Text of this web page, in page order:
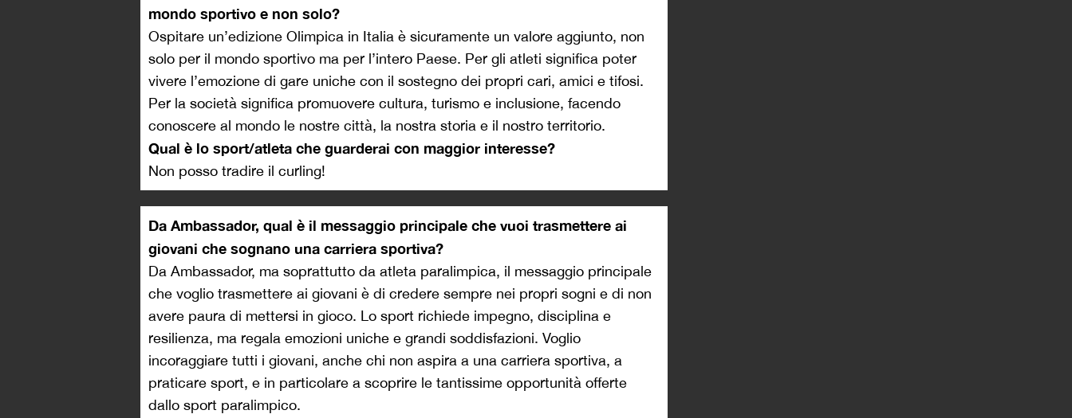
mondo sportivo e non solo?
Ospitare un’edizione Olimpica in Italia è sicuramente un valore aggiunto, non
solo per il mondo sportivo ma per l’intero Paese. Per gli atleti significa poter
vivere l’emozione di gare uniche con il sostegno dei propri cari, amici e tifosi.
Per la società significa promuovere cultura, turismo e inclusione, facendo
conoscere al mondo le nostre città, la nostra storia e il nostro territorio.
Qual è lo sport/atleta che guarderai con maggior interesse?
Non posso tradire il curling!
Da Ambassador, qual è il messaggio principale che vuoi trasmettere ai
giovani che sognano una carriera sportiva?
Da Ambassador, ma soprattutto da atleta paralimpica, il messaggio principale
che voglio trasmettere ai giovani è di credere sempre nei propri sogni e di non
avere paura di mettersi in gioco. Lo sport richiede impegno, disciplina e
resilienza, ma regala emozioni uniche e grandi soddisfazioni. Voglio
incoraggiare tutti i giovani, anche chi non aspira a una carriera sportiva, a
praticare sport, e in particolare a scoprire le tantissime opportunità offerte
dallo sport paralimpico.